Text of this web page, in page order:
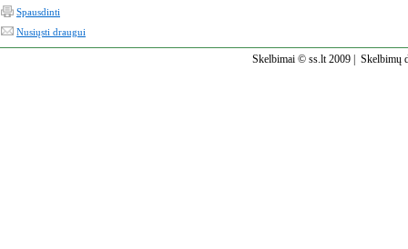
Spausdinti
Nusiųsti draugui
Skelbimai © ss.lt 2009 | Skelbimų